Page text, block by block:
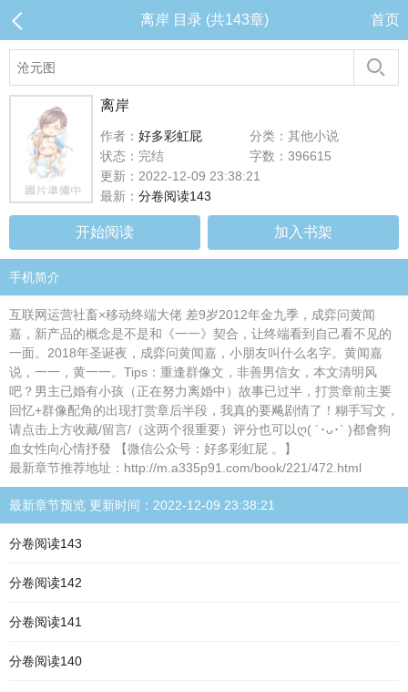
离岸 目录 (共143章) 首页
离岸
作者： 好多彩虹屁
分类：其他小说
状态：完结
字数：396615
更新：2022-12-09 23:38:21
最新： 分卷阅读143
开始阅读 加入书架
手机简介
互联网运营社畜×移动终端大佬 差9岁2012年金九季，成弈问黄闻
嘉，新产品的概念是不是和《一一》契合，让终端看到自己看不见的
一面。2018年圣诞夜，成弈问黄闻嘉，小朋友叫什么名字。黄闻嘉
说，一一，黄一一。Tips：重逢群像文，非善男信女，本文清明风
吧？男主已婚有小孩（正在努力离婚中）故事已过半，打赏章前主要
回忆+群像配角的出现打赏章后半段，我真的要飚剧情了！糊手写文，
请点击上方收藏/留言/（这两个很重要）评分也可以ღ( ´･ᴗ･` )都會狗
血女性向心情抒發 【微信公众号：好多彩虹屁 。】
最新章节推荐地址：http://m.a335p91.com/book/221/472.html
最新章节预览 更新时间：2022-12-09 23:38:21
分卷阅读143
分卷阅读142
分卷阅读141
分卷阅读140